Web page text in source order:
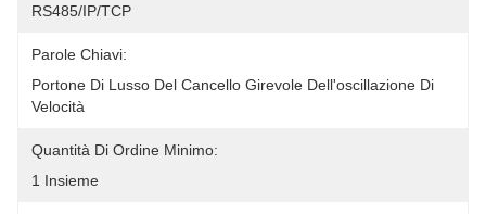
RS485/IP/TCP
Parole Chiavi:
Portone Di Lusso Del Cancello Girevole Dell'oscillazione Di
Velocità
Quantità Di Ordine Minimo:
1 Insieme